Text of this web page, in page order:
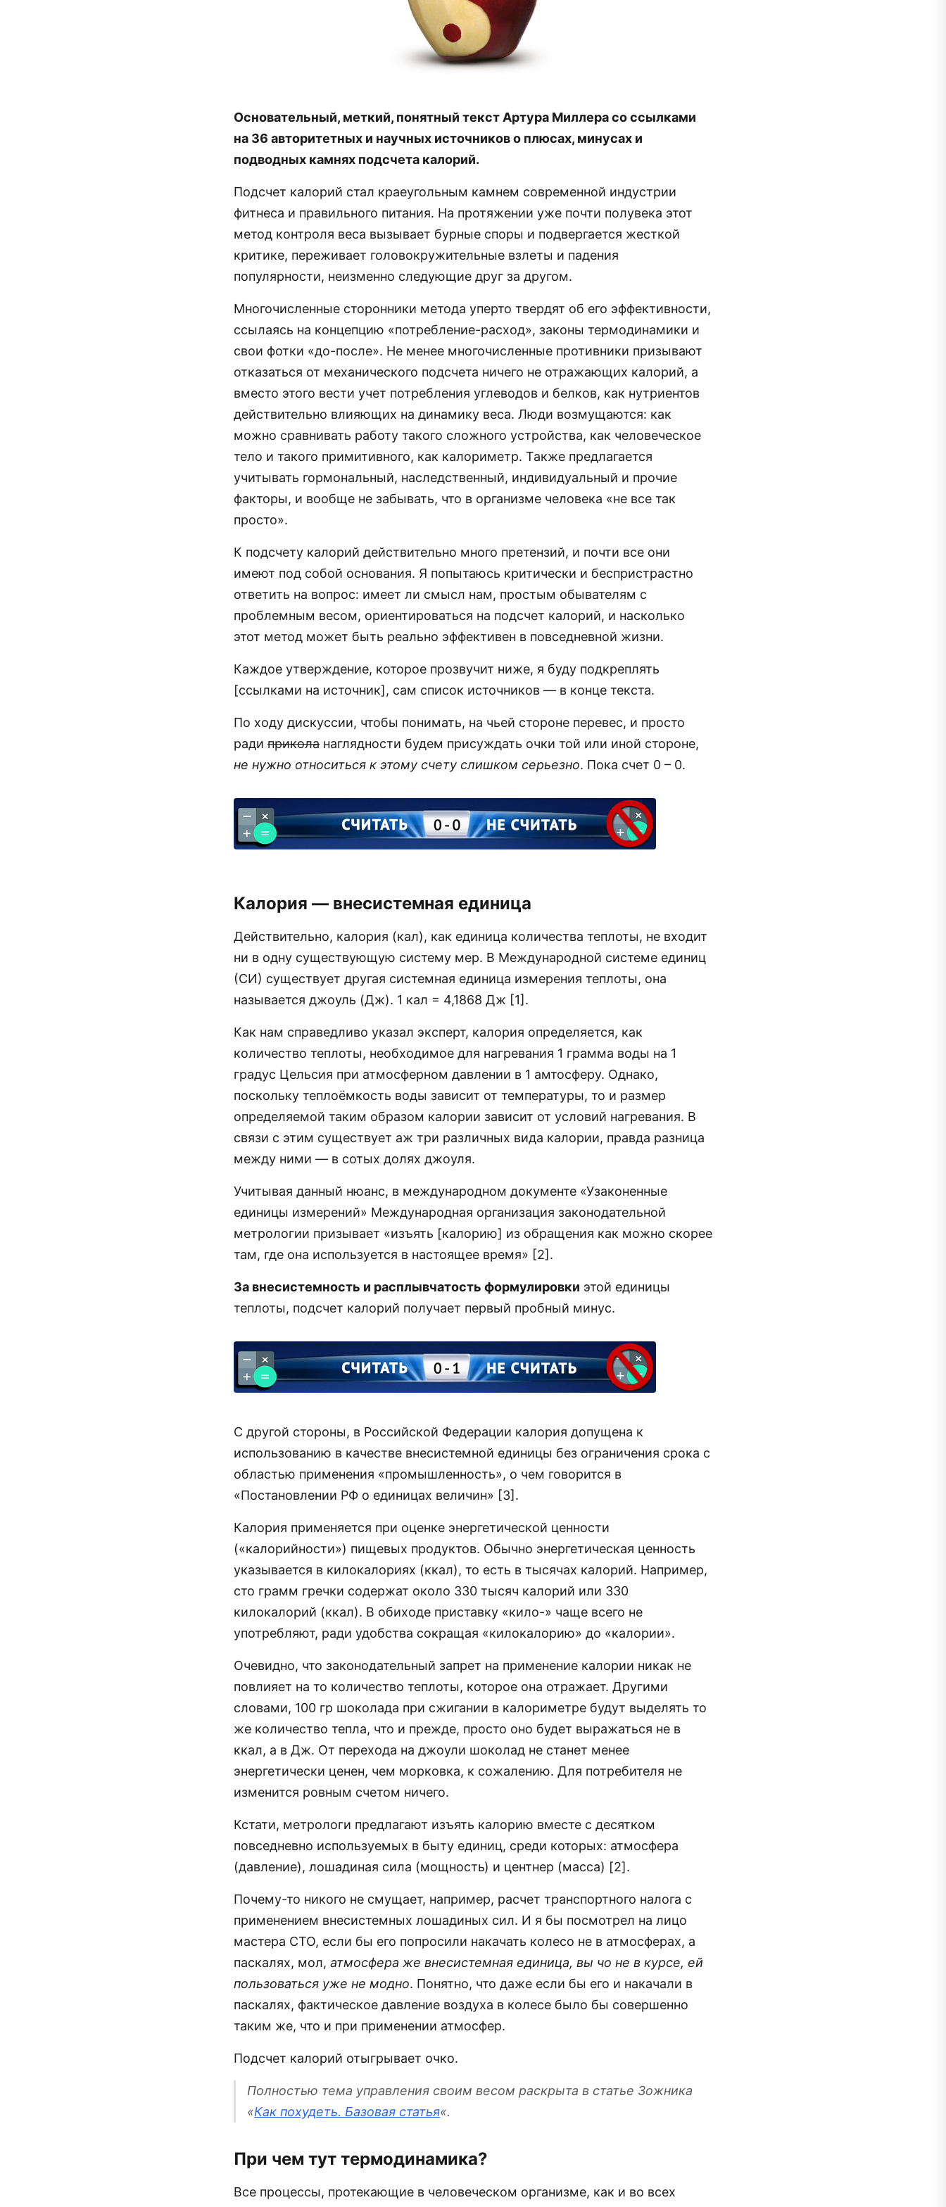
Основательный, меткий, понятный текст Артура Миллера со ссылками
на 36 авторитетных и научных источников о плюсах, минусах и
подводных камнях подсчета калорий.
Подсчет калорий стал краеугольным камнем современной индустрии
фитнеса и правильного питания. На протяжении уже почти полувека этот
метод контроля веса вызывает бурные споры и подвергается жесткой
критике, переживает головокружительные взлеты и падения
популярности, неизменно следующие друг за другом.
Многочисленные сторонники метода уперто твердят об его эффективности,
ссылаясь на концепцию «потребление-расход», законы термодинамики и
свои фотки «до-после». Не менее многочисленные противники призывают
отказаться от механического подсчета ничего не отражающих калорий, а
вместо этого вести учет потребления углеводов и белков, как нутриентов
действительно влияющих на динамику веса. Люди возмущаются: как
можно сравнивать работу такого сложного устройства, как человеческое
тело и такого примитивного, как калориметр. Также предлагается
учитывать гормональный, наследственный, индивидуальный и прочие
факторы, и вообще не забывать, что в организме человека «не все так
просто».
К подсчету калорий действительно много претензий, и почти все они
имеют под собой основания. Я попытаюсь критически и беспристрастно
ответить на вопрос: имеет ли смысл нам, простым обывателям с
проблемным весом, ориентироваться на подсчет калорий, и насколько
этот метод может быть реально эффективен в повседневной жизни.
Каждое утверждение, которое прозвучит ниже, я буду подкреплять
[ссылками на источник], сам список источников — в конце текста.
По ходу дискуссии, чтобы понимать, на чьей стороне перевес, и просто
ради прикола наглядности будем присуждать очки той или иной стороне,
не нужно относиться к этому счету слишком серьезно. Пока счет 0 – 0.
Калория — внесистемная единица
Действительно, калория (кал), как единица количества теплоты, не входит
ни в одну существующую систему мер. В Международной системе единиц
(СИ) существует другая системная единица измерения теплоты, она
называется джоуль (Дж). 1 кал = 4,1868 Дж [1].
Как нам справедливо указал эксперт, калория определяется, как
количество теплоты, необходимое для нагревания 1 грамма воды на 1
градус Цельсия при атмосферном давлении в 1 амтосферу. Однако,
поскольку теплоёмкость воды зависит от температуры, то и размер
определяемой таким образом калории зависит от условий нагревания. В
связи с этим существует аж три различных вида калории, правда разница
между ними — в сотых долях джоуля.
Учитывая данный нюанс, в международном документе «Узаконенные
единицы измерений» Международная организация законодательной
метрологии призывает «изъять [калорию] из обращения как можно скорее
там, где она используется в настоящее время» [2].
За внесистемность и расплывчатость формулировки этой единицы
теплоты, подсчет калорий получает первый пробный минус.
С другой стороны, в Российской Федерации калория допущена к
использованию в качестве внесистемной единицы без ограничения срока с
областью применения «промышленность», о чем говорится в
«Постановлении РФ о единицах величин» [3].
Калория применяется при оценке энергетической ценности
(«калорийности») пищевых продуктов. Обычно энергетическая ценность
указывается в килокалориях (ккал), то есть в тысячах калорий. Например,
сто грамм гречки содержат около 330 тысяч калорий или 330
килокалорий (ккал). В обиходе приставку «кило-» чаще всего не
употребляют, ради удобства сокращая «килокалорию» до «калории».
Очевидно, что законодательный запрет на применение калории никак не
повлияет на то количество теплоты, которое она отражает. Другими
словами, 100 гр шоколада при сжигании в калориметре будут выделять то
же количество тепла, что и прежде, просто оно будет выражаться не в
ккал, а в Дж. От перехода на джоули шоколад не станет менее
энергетически ценен, чем морковка, к сожалению. Для потребителя не
изменится ровным счетом ничего.
Кстати, метрологи предлагают изъять калорию вместе с десятком
повседневно используемых в быту единиц, среди которых: атмосфера
(давление), лошадиная сила (мощность) и центнер (масса) [2].
Почему-то никого не смущает, например, расчет транспортного налога с
применением внесистемных лошадиных сил. И я бы посмотрел на лицо
мастера СТО, если бы его попросили накачать колесо не в атмосферах, а
паскалях, мол, атмосфера же внесистемная единица, вы чо не в курсе, ей
пользоваться уже не модно. Понятно, что даже если бы его и накачали в
паскалях, фактическое давление воздуха в колесе было бы совершенно
таким же, что и при применении атмосфер.
Подсчет калорий отыгрывает очко.
Полностью тема управления своим весом раскрыта в статье Зожника
«Как похудеть. Базовая статья«.
При чем тут термодинамика?
Все процессы, протекающие в человеческом организме, как и во всех